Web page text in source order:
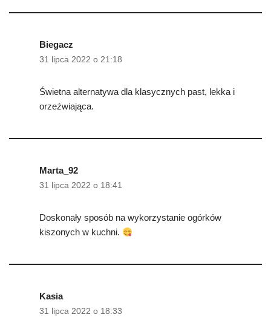
Biegacz
31 lipca 2022 o 21:18
Świetna alternatywa dla klasycznych past, lekka i
orzeźwiająca.
Marta_92
31 lipca 2022 o 18:41
Doskonały sposób na wykorzystanie ogórków
kiszonych w kuchni.
Kasia
31 lipca 2022 o 18:33